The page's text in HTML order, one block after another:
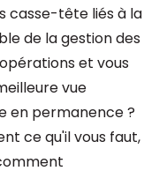
casse-tête liés à la
de la gestion des
et vous
vue
en permanence ?
ce qu'il vous faut,